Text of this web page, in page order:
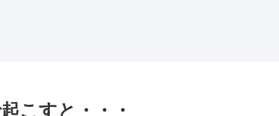
こすと・・・